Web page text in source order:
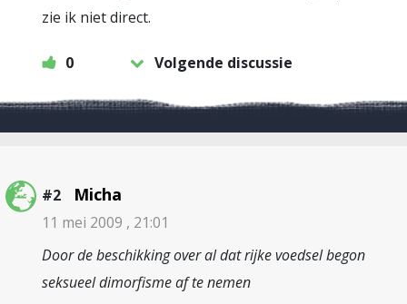
zie ik niet direct.
0 Volgende discussie
#2 Micha
11 mei 2009 , 21:01
Door de beschikking over al dat rijke voedsel begon
seksueel dimorfisme af te nemen